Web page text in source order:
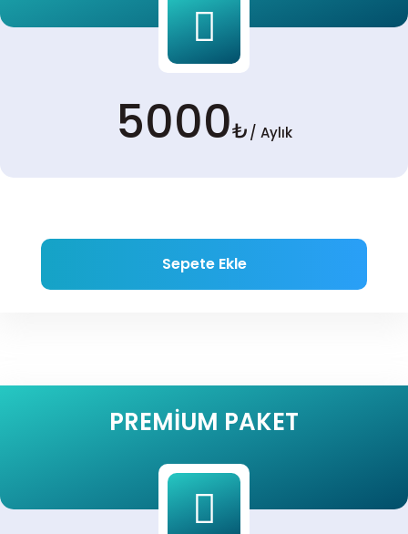
5000₺/ Aylık
Sepete Ekle
PREMIUM PAKET